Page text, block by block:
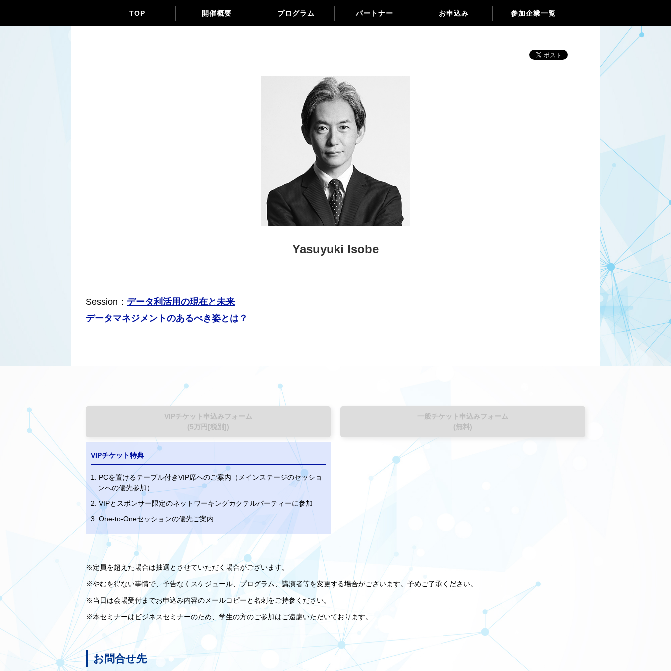
TOP 開催概要 プログラム パートナー お申込み 参加企業一覧
Yasuyuki Isobe
Session： データ利活用の現在と未来
データマネジメントのあるべき姿とは？
VIPチケット申込みフォーム
(5万円[税別])
VIPチケット特典
1. PCを置けるテーブル付きVIP席へのご案内（メインステージのセッショ
ンへの優先参加）
2. VIPとスポンサー限定のネットワーキングカクテルパーティーに参加
3. One-to-Oneセッションの優先ご案内
一般チケット申込みフォーム
(無料)
※定員を超えた場合は抽選とさせていただく場合がございます。
※やむを得ない事情で、予告なくスケジュール、プログラム、講演者等を変更する場合がございます。予めご了承ください。
※当日は会場受付までお申込み内容のメールコピーと名刺をご持参ください。
※本セミナーはビジネスセミナーのため、学生の方のご参加はご遠慮いただいております。
お問合せ先